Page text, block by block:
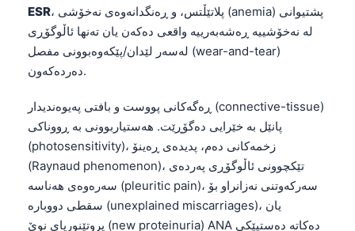
ESR، پلاتێڵتس، و ڕەنگدانەوەی نەخۆشی (anemia) پشتیوانی
لە نەخۆشییە ڕەشەبەرییە واقعی دەکەن یان تەنها ئاڵوگۆڕی
لەسەر لێدان/پێکەوەبوونی مفصل (wear-and-tear)
دەردەکەون.
ڕەگەکانی پووست و بافتی پەیوەندیدار (connective-tissue)
پانێل بە خێرایی دەگۆڕێت. هەستیاربوونی بە ڕووناکی
(photosensitivity)، زخمەکانی دەم، پدیده‌ی ڕەینۆ
(Raynaud phenomenon)، تێکچوونی ئاڵوگۆڕی پەردەی
سەرەوەی هەناسە (pleuritic pain)، سەرکەوتنی نەزانراو بۆ
سقطی دووبارە (unexplained miscarriages)، یان
پروتێنوریای نوێ (new proteinuria) ANA دەکاتە دەستپێکی